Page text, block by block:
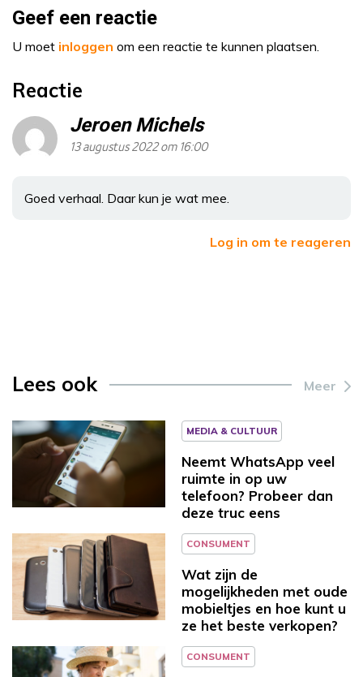
Geef een reactie
U moet inloggen om een reactie te kunnen plaatsen.
Reactie
Jeroen Michels
13 augustus 2022 om 16:00
Goed verhaal. Daar kun je wat mee.
Log in om te reageren
Lees ook Meer
MEDIA & CULTUUR
Neemt WhatsApp veel
ruimte in op uw
telefoon? Probeer dan
deze truc eens
CONSUMENT
Wat zijn de
mogelijkheden met oude
mobieltjes en hoe kunt u
ze het beste verkopen?
CONSUMENT